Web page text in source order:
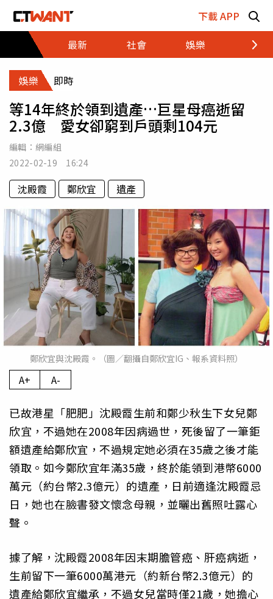
下載 APP
最新
社會 娛樂 財經
娛樂 即時
等14年終於領到遺產…巨星母癌逝留
2.3億 愛女卻窮到戶頭剩104元
編輯： 網編組
2022-02-19 16:24
沈殿霞 鄭欣宜 遺產
鄭欣宜與沈殿霞。（圖／翻攝自鄭欣宜IG、報系資料照）
A+ A-
已故港星「肥肥」沈殿霞生前和鄭少秋生下女兒鄭
欣宜，不過她在2008年因病過世，死後留了一筆鉅
額遺產給鄭欣宜，不過規定她必須在35歲之後才能
領取。如今鄭欣宜年滿35歲，終於能領到港幣6000
萬元（約台幣2.3億元）的遺產，日前適逢沈殿霞忌
日，她也在臉書發文懷念母親，並曬出舊照吐露心
聲。
據了解，沈殿霞2008年因末期膽管癌、肝癌病逝，
生前留下一筆6000萬港元（約新台幣2.3億元）的
遺產給鄭欣宜繼承，不過女兒當時僅21歲，她擔心